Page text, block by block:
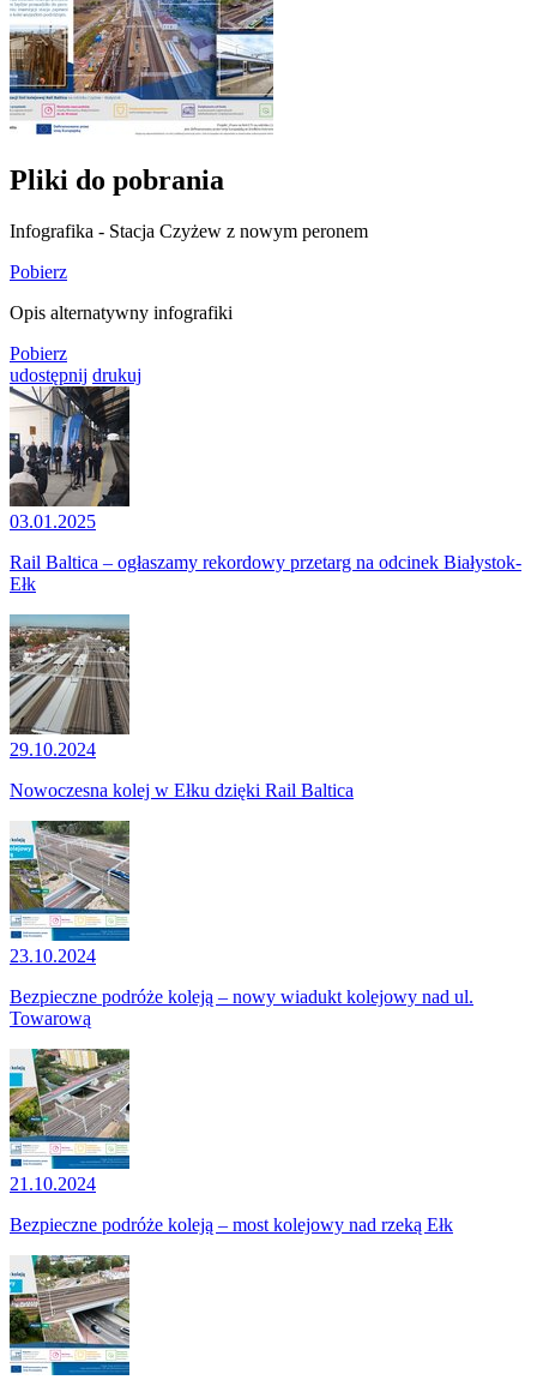
Pliki do pobrania
Infografika - Stacja Czyżew z nowym peronem
Pobierz
Opis alternatywny infografiki
Pobierz
udostępnij drukuj
03.01.2025
Rail Baltica – ogłaszamy rekordowy przetarg na odcinek Białystok-
Ełk
29.10.2024
Nowoczesna kolej w Ełku dzięki Rail Baltica
23.10.2024
Bezpieczne podróże koleją – nowy wiadukt kolejowy nad ul.
Towarową
21.10.2024
Bezpieczne podróże koleją – most kolejowy nad rzeką Ełk